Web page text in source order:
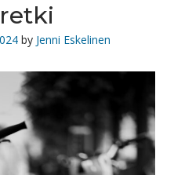
by Jenni Eskelinen